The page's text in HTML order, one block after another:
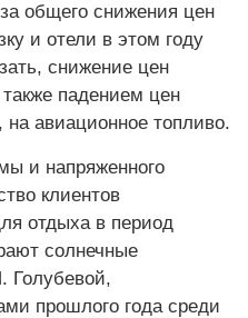
общего снижения цен
и отели в этом году
снижение цен
падением цен
авиационное топливо.
и напряженного
клиентов
отдыха в период
солнечные
Голубевой,
прошлого года среди